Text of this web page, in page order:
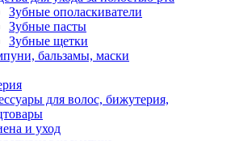
Зубные ополаскиватели
Зубные пасты
Зубные щетки
бальзамы, маски
для волос, бижутерия,
и уход